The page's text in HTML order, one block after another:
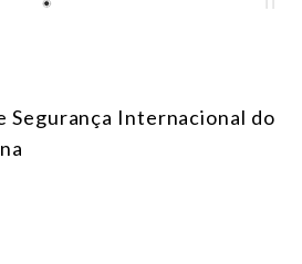
Segurança Internacional do